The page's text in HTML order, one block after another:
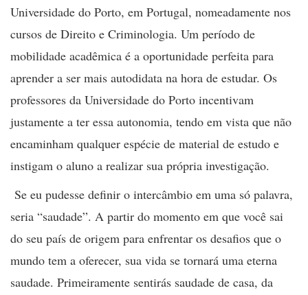
Universidade do Porto, em Portugal, nomeadamente nos
cursos de Direito e Criminologia. Um período de
mobilidade acadêmica é a oportunidade perfeita para
aprender a ser mais autodidata na hora de estudar. Os
professores da Universidade do Porto incentivam
justamente a ter essa autonomia, tendo em vista que não
encaminham qualquer espécie de material de estudo e
instigam o aluno a realizar sua própria investigação.
Se eu pudesse definir o intercâmbio em uma só palavra,
seria “saudade”. A partir do momento em que você sai
do seu país de origem para enfrentar os desafios que o
mundo tem a oferecer, sua vida se tornará uma eterna
saudade. Primeiramente sentirás saudade de casa, da